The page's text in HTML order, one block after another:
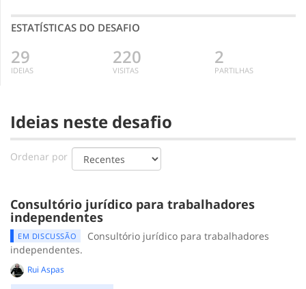
ESTATÍSTICAS DO DESAFIO
29
IDEIAS
220
VISITAS
2
PARTILHAS
Ideias neste desafio
Ordenar por
Consultório jurídico para trabalhadores
independentes
EM DISCUSSÃO
Consultório jurídico para trabalhadores
independentes.
Rui Aspas